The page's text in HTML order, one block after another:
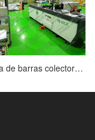
Dobladora de barras colectoras CNC HQ400-1200B